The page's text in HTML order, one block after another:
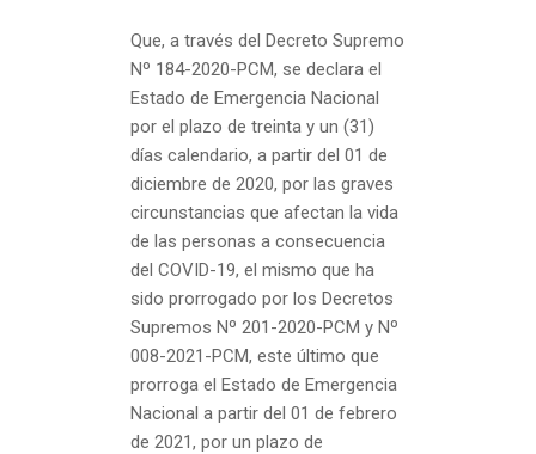
Que, a través del Decreto Supremo
Nº 184-2020-PCM, se declara el
Estado de Emergencia Nacional
por el plazo de treinta y un (31)
días calendario, a partir del 01 de
diciembre de 2020, por las graves
circunstancias que afectan la vida
de las personas a consecuencia
del COVID-19, el mismo que ha
sido prorrogado por los Decretos
Supremos Nº 201-2020-PCM y Nº
008-2021-PCM, este último que
prorroga el Estado de Emergencia
Nacional a partir del 01 de febrero
de 2021, por un plazo de